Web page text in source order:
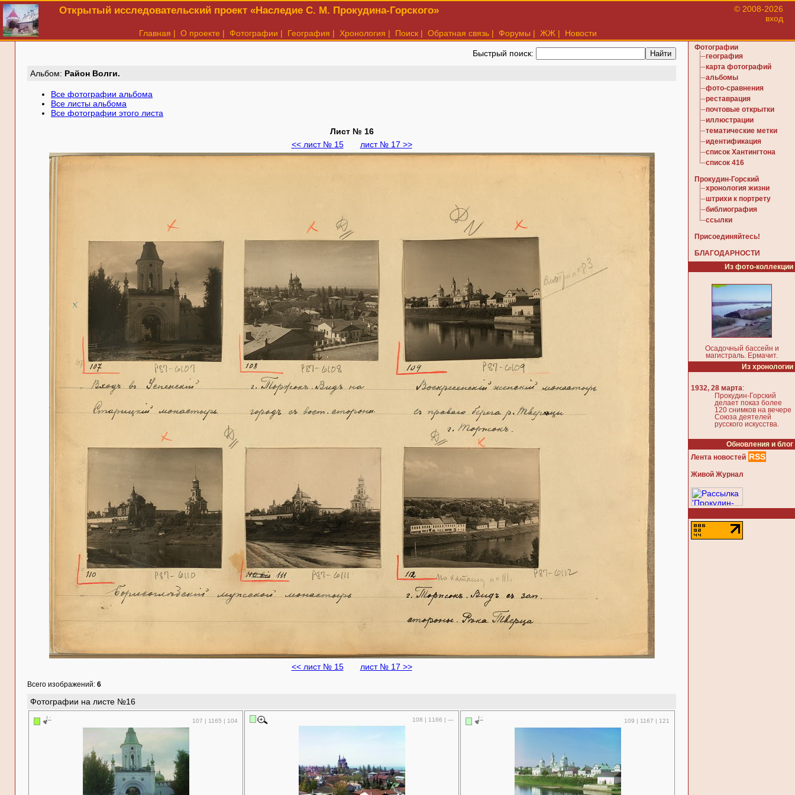
Открытый исследовательский проект «Наследие С. М. Прокудина-Горского»
© 2008-2026
вход
Главная | О проекте | Фотографии | География | Хронология | Поиск | Обратная связь | Форумы | ЖЖ | Новости
Быстрый поиск:
Aльбом: Район Волги.
Все фотографии альбома
Все листы альбома
Все фотографии этого листа
Лист № 16
<< лист № 15
лист № 17 >>
<< лист № 15 лист № 17 >>
Всего изображений: 6
Фотографии на листе №16
107 | 1165 | 104 108 | 1166 | — 109 | 1167 | 121
Фотографии
география
карта фотографий
альбомы
фото-сравнения
реставрация
почтовые открытки
иллюстрации
тематические метки
идентификация
список Хантингтона
список 416
Прокудин-Горский
хронология жизни
штрихи к портрету
библиография
ссылки
Присоединяйтесь!
БЛАГОДАРНОСТИ
Из фото-коллекции
Осадочный бассейн и
магистраль. Ермачит.
Из хронологии
1932, 28 марта:
Прокудин-Горский
делает показ более
120 снимков на вечере
Союза деятелей
русского искусства.
Обновления и блог
Лента новостей RSS
Живой Журнал